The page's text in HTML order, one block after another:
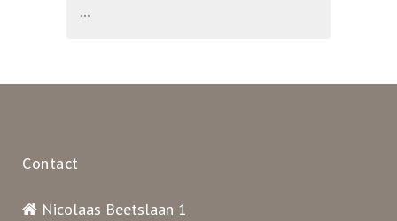
...
Contact
Nicolaas Beetslaan 1